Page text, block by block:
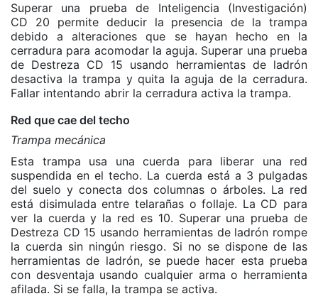
Superar una prueba de Inteligencia (Investigación)
CD 20 permite deducir la presencia de la trampa
debido a alteraciones que se hayan hecho en la
cerradura para acomodar la aguja. Superar una prueba
de Destreza CD 15 usando herramientas de ladrón
desactiva la trampa y quita la aguja de la cerradura.
Fallar intentando abrir la cerradura activa la trampa.
Red que cae del techo
Trampa mecánica
Esta trampa usa una cuerda para liberar una red
suspendida en el techo. La cuerda está a 3 pulgadas
del suelo y conecta dos columnas o árboles. La red
está disimulada entre telarañas o follaje. La CD para
ver la cuerda y la red es 10. Superar una prueba de
Destreza CD 15 usando herramientas de ladrón rompe
la cuerda sin ningún riesgo. Si no se dispone de las
herramientas de ladrón, se puede hacer esta prueba
con desventaja usando cualquier arma o herramienta
afilada. Si se falla, la trampa se activa.